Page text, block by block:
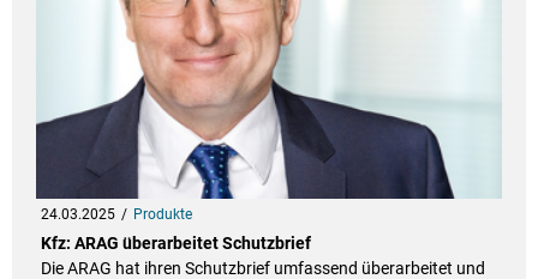
24.03.2025 Produkte
Kfz: ARAG überarbeitet Schutzbrief
Die ARAG hat ihren Schutzbrief umfassend überarbeitet und